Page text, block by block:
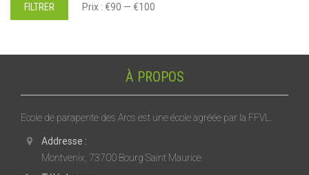
Prix
PrixFILTRER Prix : €90 — €100
À PROPOS
Ecole de parapente des Arcs est une école agréée par la FFVL.
Addresse :
Montvenix, 73700 Bourg Saint Maurice